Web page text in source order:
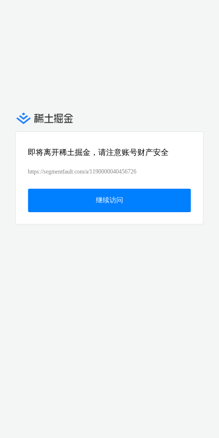
即将离开稀土掘金，请注意账号财产安全
https://segmentfault.com/a/1190000040456726
继续访问